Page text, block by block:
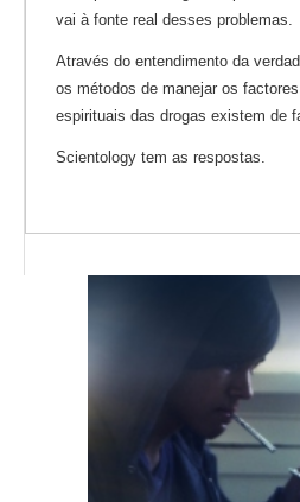
vai à fonte real desses problemas.
Através do entendimento da
os métodos de manejar os
espirituais das drogas existem de
Scientology tem as respostas.